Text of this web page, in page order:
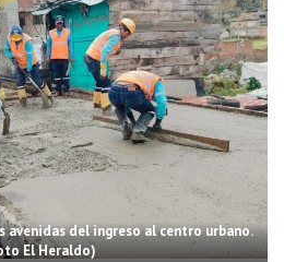
del ingreso al centro urbano.
El Heraldo)